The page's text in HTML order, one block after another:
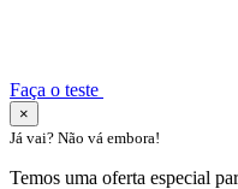
Faça o teste
×
Já vai? Não vá embora!
Temos uma oferta especial